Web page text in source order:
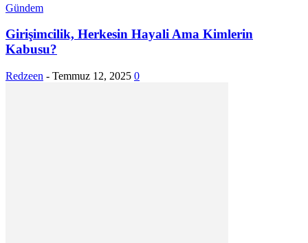
Gündem
Girişimcilik, Herkesin Hayali Ama Kimlerin
Kabusu?
Redzeen - Temmuz 12, 2025 0